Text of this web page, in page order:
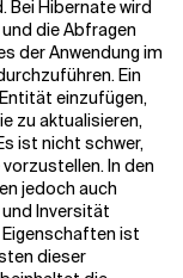
Hibernate wird
die Abfragen
der Anwendung im
Ein
einzufügen,
zu aktualisieren,
ist nicht schwer,
In den
jedoch auch
Inversität
ist
dieser